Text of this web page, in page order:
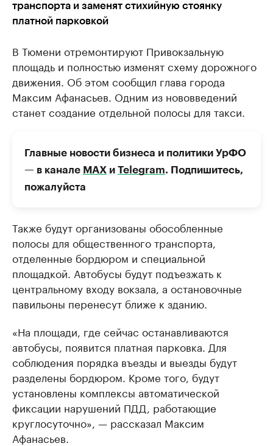
транспорта и заменят стихийную стоянку
платной парковкой
В Тюмени отремонтируют Привокзальную
площадь и полностью изменят схему дорожного
движения. Об этом сообщил глава города
Максим Афанасьев. Одним из нововведений
станет создание отдельной полосы для такси.
Главные новости бизнеса и политики УрФО
— в канале МАХ и Telegram. Подпишитесь,
пожалуйста
Также будут организованы обособленные
полосы для общественного транспорта,
отделенные бордюром и специальной
площадкой. Автобусы будут подъезжать к
центральному входу вокзала, а остановочные
павильоны перенесут ближе к зданию.
«На площади, где сейчас останавливаются
автобусы, появится платная парковка. Для
соблюдения порядка въезды и выезды будут
разделены бордюром. Кроме того, будут
установлены комплексы автоматической
фиксации нарушений ПДД, работающие
круглосуточно», — рассказал Максим
Афанасьев.